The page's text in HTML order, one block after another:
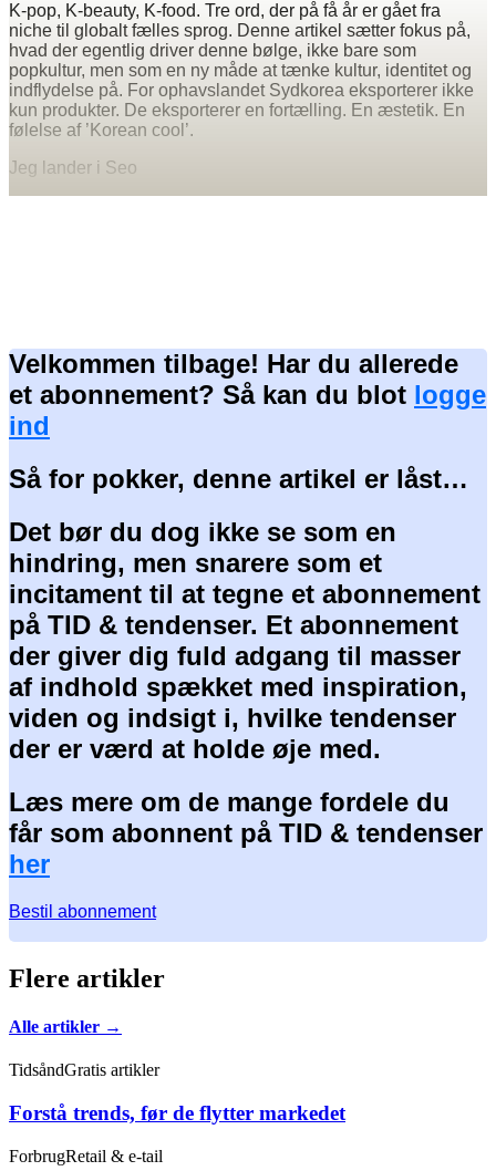
K-pop, K-beauty, K-food. Tre ord, der på få år er gået fra
niche til globalt fælles sprog. Denne artikel sætter fokus på,
hvad der egentlig driver denne bølge, ikke bare som
popkultur, men som en ny måde at tænke kultur, identitet og
indflydelse på. For ophavslandet Sydkorea eksporterer ikke
kun produkter. De eksporterer en fortælling. En æstetik. En
følelse af ’Korean cool’.
Jeg lander i Seo
Velkommen tilbage! Har du allerede
et abonnement? Så kan du blot logge
ind
Så for pokker, denne artikel er låst…
Det bør du dog ikke se som en
hindring, men snarere som et
incitament til at tegne et abonnement
på TID & tendenser. Et abonnement
der giver dig fuld adgang til masser
af indhold spækket med inspiration,
viden og indsigt i, hvilke tendenser
der er værd at holde øje med.
Læs mere om de mange fordele du
får som abonnent på TID & tendenser
her
Bestil abonnement
Flere artikler
Alle artikler →
TidsåndGratis artikler
Forstå trends, før de flytter markedet
ForbrugRetail & e-tail